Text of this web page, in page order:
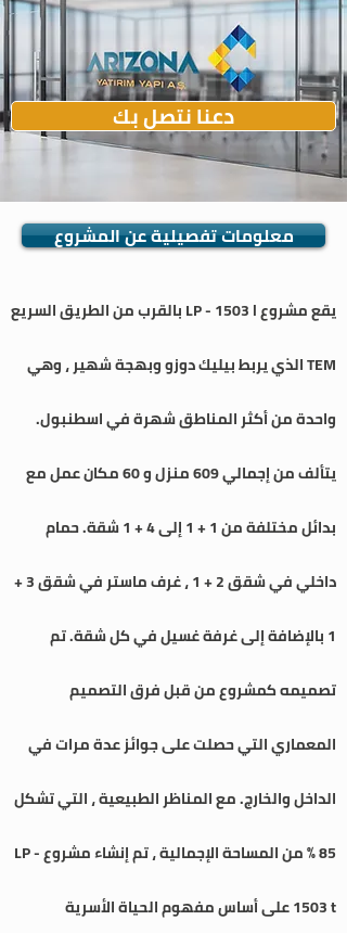
دعنا نتصل بك
معلومات تفصيلية عن المشروع
يقع مشروع LP - 1503 l بالقرب من الطريق السريع
TEM الذي يربط بيليك دوزو وبهجة شهير ، وهي
واحدة من أكثر المناطق شهرة في اسطنبول.
يتألف من إجمالي 609 منزل و 60 مكان عمل مع
بدائل مختلفة من 1 + 1 إلى 4 + 1 شقة. حمام
داخلي في شقق 2 + 1 ، غرف ماستر في شقق 3 +
1 بالإضافة إلى غرفة غسيل في كل شقة. تم
تصميمه كمشروع من قبل فرق التصميم
المعماري التي حصلت على جوائز عدة مرات في
الداخل والخارج. مع المناظر الطبيعية ، التي تشكل
85 ٪ من المساحة الإجمالية ، تم إنشاء مشروع LP -
1503 t على أساس مفهوم الحياة الأسرية